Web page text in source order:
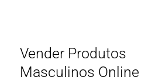
Vender Produtos
Masculinos Online